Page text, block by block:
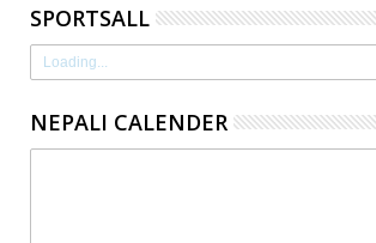
SPORTSALL
Loading...
NEPALI CALENDER